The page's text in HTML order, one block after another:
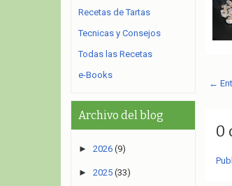
←
0
Recetas de Tartas
Tecnicas y Consejos
Todas las Recetas
e-Books
Archivo del blog
► 2026 (9)
► 2025 (33)